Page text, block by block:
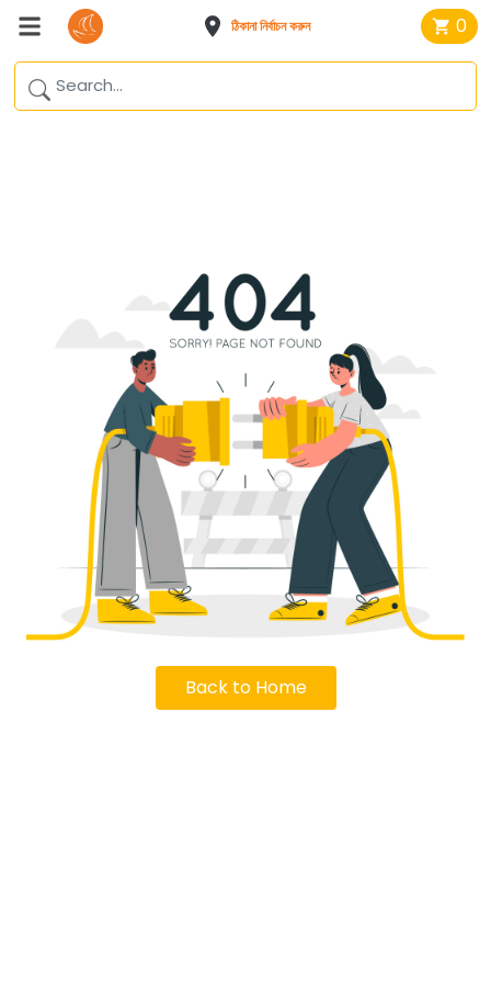
ঠিকানা নির্বাচন করুন 0
Back to Home